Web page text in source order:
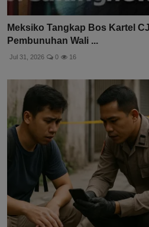
Meksiko Tangkap Bos Kartel
Pembunuhan Wali ...
Jul 31, 2026 0 16